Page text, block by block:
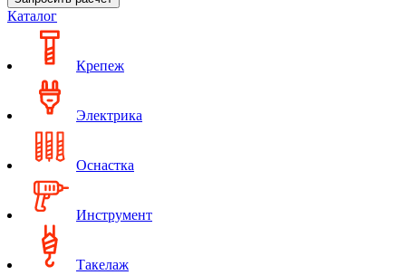
Каталог
Крепеж
Электрика
Оснастка
Инструмент
Такелаж